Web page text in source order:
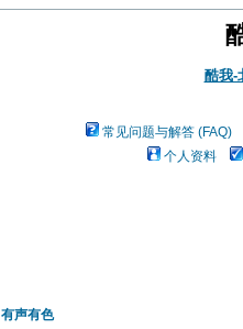
酷我-
常见问题与解答 (FAQ)
个人资料
有声有色